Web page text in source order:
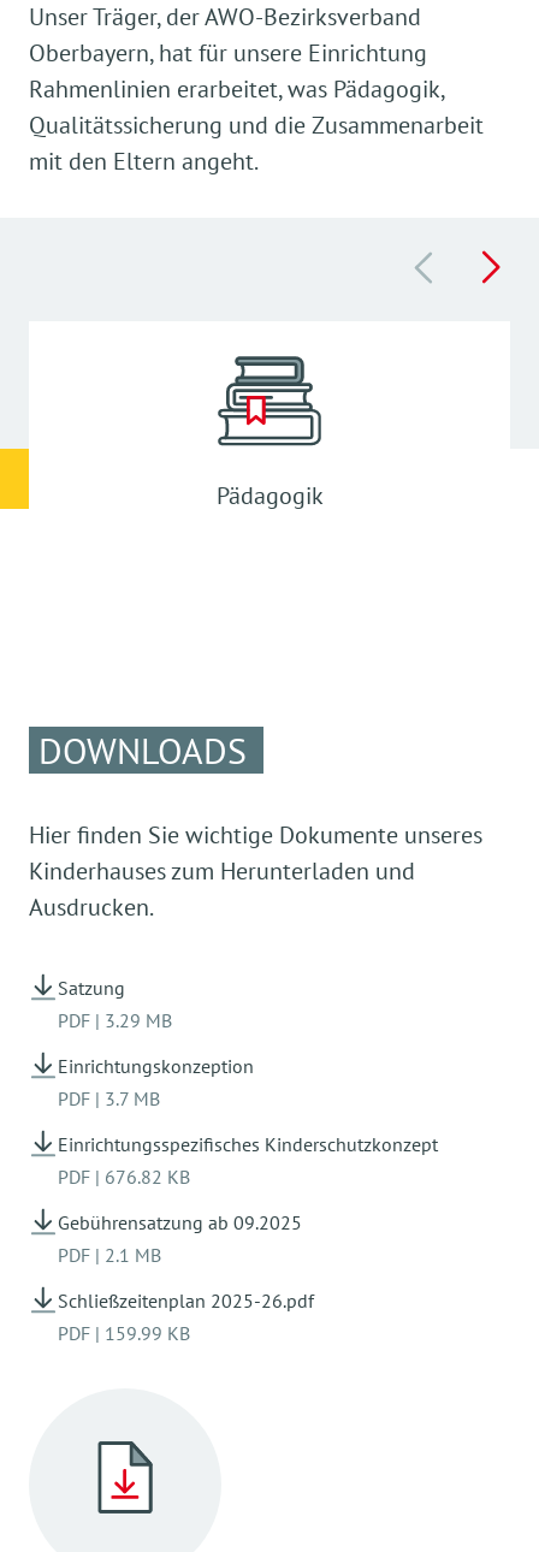
Unser Träger, der AWO-Bezirksverband
Oberbayern, hat für unsere Einrichtung
Rahmenlinien erarbeitet, was Pädagogik,
Qualitätssicherung und die Zusammenarbeit
mit den Eltern angeht.
Pädagogik
DOWNLOADS
Hier finden Sie wichtige Dokumente unseres
Kinderhauses zum Herunterladen und
Ausdrucken.
Satzung
PDF | 3.29 MB
Einrichtungskonzeption
PDF | 3.7 MB
Einrichtungsspezifisches Kinderschutzkonzept
PDF | 676.82 KB
Gebührensatzung ab 09.2025
PDF | 2.1 MB
Schließzeitenplan 2025-26.pdf
PDF | 159.99 KB